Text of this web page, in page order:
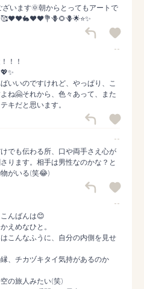
います🌞朝からとってもアートで
🥰❤❤️🐇❤️❤💐🪻🌻🪻🌟⭐️✨️
--
！！
いいのですけれど、やっぱり、こ
ね🤗それから、色々あって、また
キだと思います。
--
でも伝わる所、口や両手さえ心が
ります。相手は男性なのかな？と
がいる(笑😂)
--
んばんは😊
えめなひと。
こんなふうに、自分の内側を見せ
、チカヅキタイ気持があるのか
の旅人みたい(笑)